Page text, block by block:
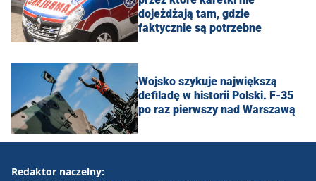
dojeżdżają tam, gdzie
faktycznie są potrzebne
Wojsko szykuje największą
defiladę w historii Polski. F-35
po raz pierwszy nad Warszawą
Redaktor naczelny: